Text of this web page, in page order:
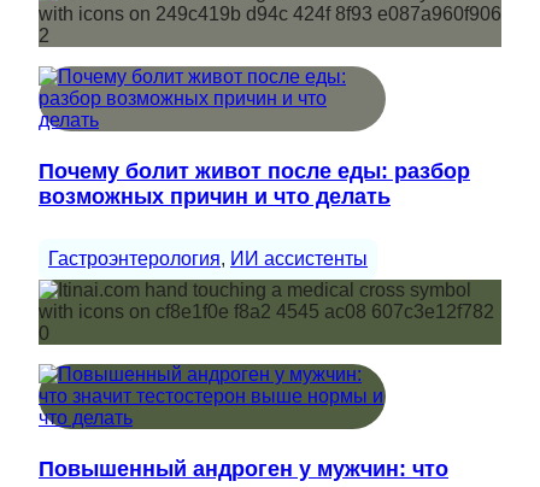
Почему болит живот после еды: разбор
возможных причин и что делать
Гастроэнтерология, ИИ ассистенты
Повышенный андроген у мужчин: что